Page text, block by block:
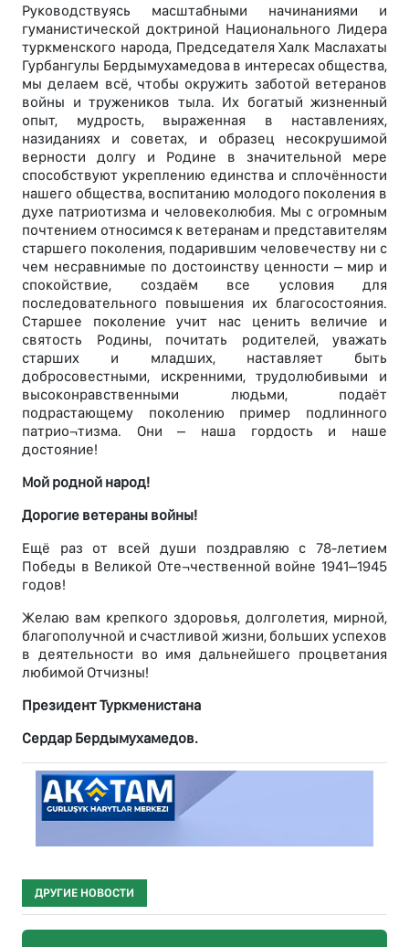
Руководствуясь масштабными начинаниями и
гуманистической доктриной Национального Лидера
туркменского народа, Председателя Халк Маслахаты
Гурбангулы Бердымухамедова в интересах общества,
мы делаем всё, чтобы окружить заботой ветеранов
войны и тружеников тыла. Их богатый жизненный
опыт, мудрость, выраженная в наставлениях,
назиданиях и советах, и образец несокрушимой
верности долгу и Родине в значительной мере
способствуют укреплению единства и сплочённости
нашего общества, воспитанию молодого поколения в
духе патриотизма и человеколюбия. Мы с огромным
почтением относимся к ветеранам и представителям
старшего поколения, подарившим человечеству ни с
чем несравнимые по достоинству ценности – мир и
спокойствие, создаём все условия для
последовательного повышения их благосостояния.
Старшее поколение учит нас ценить величие и
святость Родины, почитать родителей, уважать
старших и младших, наставляет быть
добросовестными, искренними, трудолюбивыми и
высоконравственными людьми, подаёт
подрастающему поколению пример подлинного
патрио¬тизма. Они – наша гордость и наше
достояние!
Мой родной народ!
Дорогие ветераны войны!
Ещё раз от всей души поздравляю с 78-летием
Победы в Великой Оте¬чественной войне 1941–1945
годов!
Желаю вам крепкого здоровья, долголетия, мирной,
благополучной и счастливой жизни, больших успехов
в деятельности во имя дальнейшего процветания
любимой Отчизны!
Президент Туркменистана
Сердар Бердымухамедов.
ДРУГИЕ НОВОСТИ